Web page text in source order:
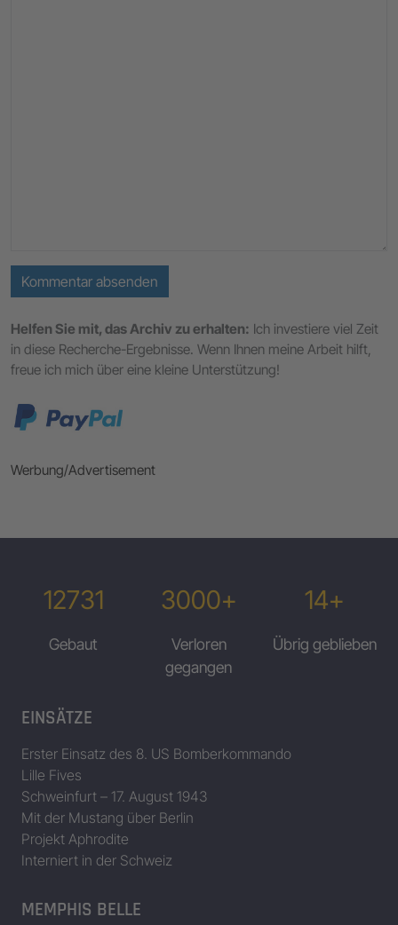
Kommentar absenden
Helfen Sie mit, das Archiv zu erhalten: Ich investiere viel Zeit
in diese Recherche-Ergebnisse. Wenn Ihnen meine Arbeit hilft,
freue ich mich über eine kleine Unterstützung!
Werbung/Advertisement
12731
Gebaut
3000+
Verloren
gegangen
14+
Übrig geblieben
EINSÄTZE
Erster Einsatz des 8. US Bomberkommando
Lille Fives
Schweinfurt – 17. August 1943
Mit der Mustang über Berlin
Projekt Aphrodite
Interniert in der Schweiz
MEMPHIS BELLE